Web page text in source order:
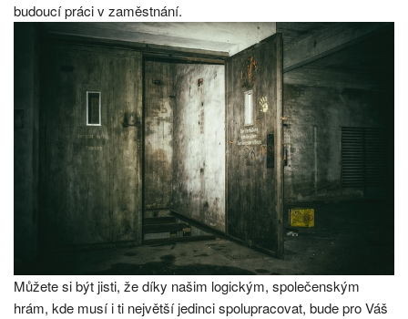
budoucí práci v zaměstnání.
Můžete si být jisti, že díky našim logickým, společenským
hrám, kde musí i ti největší jedinci spolupracovat, bude pro Váš